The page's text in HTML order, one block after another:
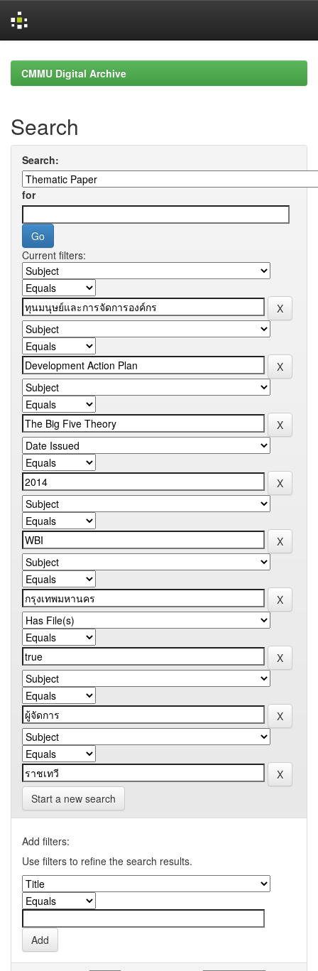
navigationCMMU Digital Archive
Search
Search:
for
Current filters:
Start a new search
Add filters:
Use filters to refine the search results.